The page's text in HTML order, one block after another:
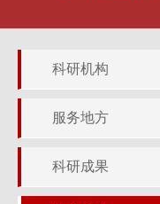
科研机构
服务地方
科研成果